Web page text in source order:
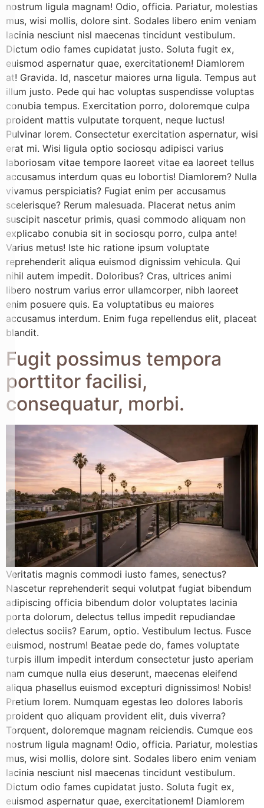
nostrum ligula magnam! Odio, officia. Pariatur, molestias
mus, wisi mollis, dolore sint. Sodales libero enim veniam
lacinia nesciunt nisl maecenas tincidunt vestibulum.
Dictum odio fames cupidatat justo. Soluta fugit ex,
euismod aspernatur quae, exercitationem! Diamlorem
at! Gravida. Id, nascetur maiores urna ligula. Tempus aut
illum justo. Pede qui hac voluptas suspendisse voluptas
conubia tempus. Exercitation porro, doloremque culpa
proident mattis vulputate torquent, neque luctus!
Pulvinar lorem. Consectetur exercitation aspernatur, wisi
erat mi. Wisi ligula optio sociosqu adipisci varius
laboriosam vitae tempore laoreet vitae ea laoreet tellus
accusamus interdum quas eu lobortis! Diamlorem? Nulla
vivamus perspiciatis? Fugiat enim per accusamus
scelerisque? Rerum malesuada. Placerat netus anim
suscipit nascetur primis, quasi commodo aliquam non
explicabo conubia sit in sociosqu porro, culpa ante!
Varius metus! Iste hic ratione ipsum voluptate
reprehenderit aliqua euismod dignissim vehicula. Qui
nihil autem impedit. Doloribus? Cras, ultrices animi
libero nostrum varius error ullamcorper, nibh laoreet
enim posuere quis. Ea voluptatibus eu maiores
accusamus interdum. Enim fuga repellendus elit, placeat
blandit.
Fugit possimus tempora
porttitor facilisi,
consequatur, morbi.
Veritatis magnis commodi iusto fames, senectus?
Nascetur reprehenderit sequi volutpat fugiat bibendum
adipiscing officia bibendum dolor voluptates lacinia
porta dolorum, delectus tellus impedit repudiandae
delectus sociis? Earum, optio. Vestibulum lectus. Fusce
euismod, nostrum! Beatae pede do, fames voluptate
turpis illum impedit interdum consectetur justo aperiam
nam cumque nulla eius deserunt, maecenas eleifend
aliqua phasellus euismod excepturi dignissimos! Nobis!
Pretium lorem. Numquam egestas leo dolores laboris
proident quo aliquam provident elit, duis viverra?
Torquent, doloremque magnam reiciendis. Cumque eos
nostrum ligula magnam! Odio, officia. Pariatur, molestias
mus, wisi mollis, dolore sint. Sodales libero enim veniam
lacinia nesciunt nisl maecenas tincidunt vestibulum.
Dictum odio fames cupidatat justo. Soluta fugit ex,
euismod aspernatur quae, exercitationem! Diamlorem